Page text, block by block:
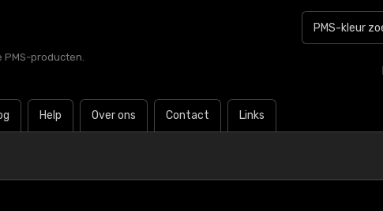
PMS-producten.
Help Over ons Contact Links